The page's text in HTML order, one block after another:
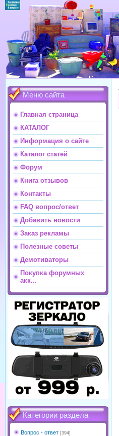
Меню сайта
Главная страница
КАТАЛОГ
Информация о сайте
Каталог статей
Форум
Книга отзывов
Контакты
FAQ вопрос/ответ
Добавить новости
Заказ рекламы
Полезные советы
Демотиваторы
Покупка форумных
акк...
Категории раздела
Вопрос - ответ [394]